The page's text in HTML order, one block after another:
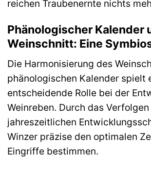
reichen Traubenernte nichts
Phänologischer Kalender
Weinschnitt: Eine
Die Harmonisierung des
phänologischen Kalender spielt
entscheidende Rolle bei der
Weinreben. Durch das
jahreszeitlichen
Winzer präzise den optimalen
Eingriffe bestimmen.